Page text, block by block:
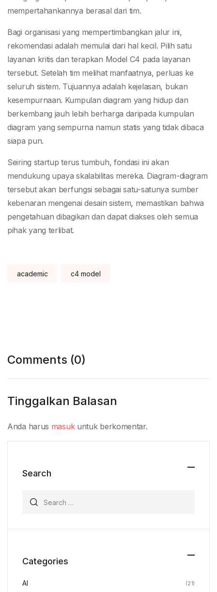
mempertahankannya berasal dari tim.
Bagi organisasi yang mempertimbangkan jalur ini,
rekomendasi adalah memulai dari hal kecil. Pilih satu
layanan kritis dan terapkan Model C4 pada layanan
tersebut. Setelah tim melihat manfaatnya, perluas ke
seluruh sistem. Tujuannya adalah kejelasan, bukan
kesempurnaan. Kumpulan diagram yang hidup dan
berkembang jauh lebih berharga daripada kumpulan
diagram yang sempurna namun statis yang tidak dibaca
siapa pun.
Seiring startup terus tumbuh, fondasi ini akan
mendukung upaya skalabilitas mereka. Diagram-diagram
tersebut akan berfungsi sebagai satu-satunya sumber
kebenaran mengenai desain sistem, memastikan bahwa
pengetahuan dibagikan dan dapat diakses oleh semua
pihak yang terlibat.
academic c4 model
Comments (0)
Tinggalkan Balasan
Anda harus masukuntuk berkomentar.
Search
Categories
AI (21)